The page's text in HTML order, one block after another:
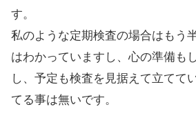
す。
私のような定期検査の場合はもう
はわかっていますし、心の準備も
し、予定も検査を見据えて立てて
てる事は無いです。